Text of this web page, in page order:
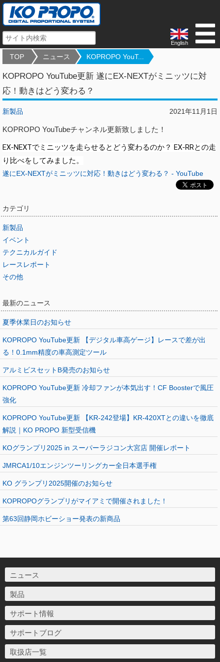
English
TOP ニュース KOPROPO YouT...
KOPROPO YouTube更新 遂にEX-NEXTがミニッツに対
応！動きはどう変わる？
2021年11月1日
新製品
KOPROPO YouTubeチャンネル更新致しました！
EX-NEXTでミニッツを走らせるとどう変わるのか？ EX-RRとの走
り比べをしてみました。
遂にEX-NEXTがミニッツに対応！動きはどう変わる？ - YouTube
カテゴリ
新製品
イベント
テクニカルガイド
レースレポート
その他
最新のニュース
夏季休業日のお知らせ
KOPROPO YouTube更新 【デジタル車高ゲージ】レースで差が出
る！0.1mm精度の車高測定ツール
アルミビスセットB発売のお知らせ
KOPROPO YouTube更新 冷却ファンが本気出す！CF Boosterで風圧
強化
KOPROPO YouTube更新 【KR-242登場】KR-420XTとの違いを徹底
解説｜KO PROPO 新型受信機
KOグランプリ2025 in スーパーラジコン大宮店 開催レポート
JMRCA1/10エンジンツーリングカー全日本選手権
KO グランプリ2025開催のお知らせ
KOPROPOグランプリがマイアミで開催されました！
第63回静岡ホビーショー発表の新商品
ニュース
製品
サポート情報
サポートブログ
取扱店一覧